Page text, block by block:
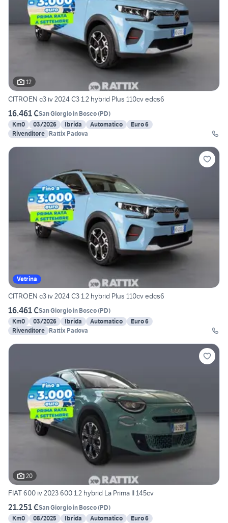
12
CITROEN c3 iv 2024 C3 1.2 hybrid Plus 110cv edcs6
16.461 €San Giorgio in Bosco(PD)
Km0
03/2026 Ibrida Automatico
Euro 6
Rivenditore Rattix Padova
Vetrina
CITROEN c3 iv 2024 C3 1.2 hybrid Plus 110cv edcs6
16.461 €San Giorgio in Bosco(PD)
Km0
03/2026 Ibrida Automatico
Euro 6
Rivenditore Rattix Padova
20
FIAT 600 iv 2023 600 1.2 hybrid La Prima II 145cv
21.251 €San Giorgio in Bosco(PD)
Km0
08/2025 Ibrida Automatico
Euro 6